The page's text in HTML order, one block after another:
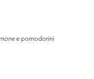
e pomodorini